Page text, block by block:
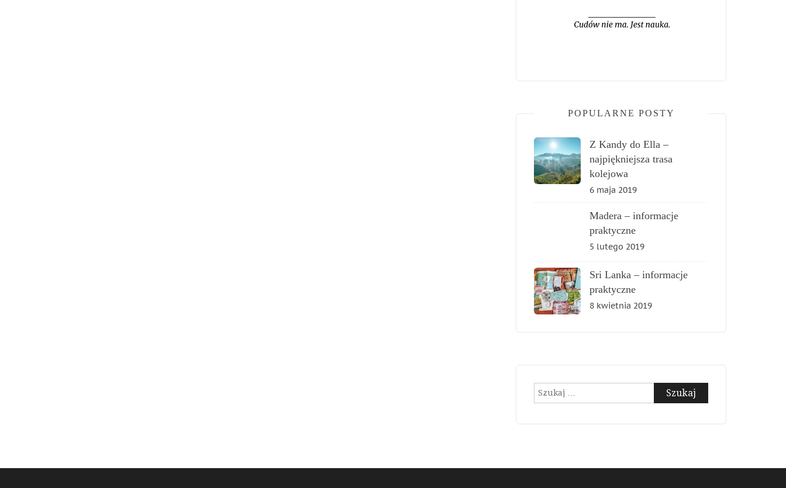
POPULARNE POSTY
Z Kandy do Ella –
najpiękniejsza trasa
kolejowa
6 maja 2019
Madera – informacje
praktyczne
5 lutego 2019
Sri Lanka – informacje
praktyczne
8 kwietnia 2019
Szukaj: